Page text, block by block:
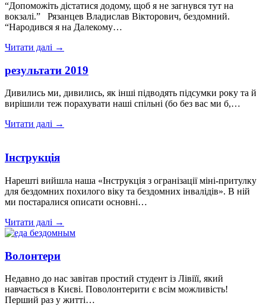
“Допоможіть дістатися додому, щоб я не загнувся тут на
вокзалі.” Рязанцев Владислав Вікторович, бездомний.
“Народився я на Далекому…
Читати далі →
результати 2019
Дивились ми, дивились, як інші підводять підсумки року та й
вирішили теж порахувати наші спільні (бо без вас ми б,…
Читати далі →
Інструкція
Нарешті вийшла наша «Інструкція з огранізації міні-притулку
для бездомних похилого віку та бездомних інвалідів». В ній
ми постаралися описати основні…
Читати далі →
Волонтери
Недавно до нас завітав простий студент із Лівіїї, який
навчається в Києві. Поволонтерити є всім можливість!
Перший раз у житті…